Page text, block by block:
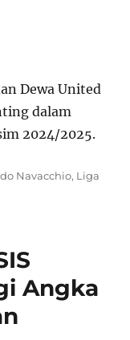
Dewa United
dalam
2024/2025.
Navacchio, Liga
Angka